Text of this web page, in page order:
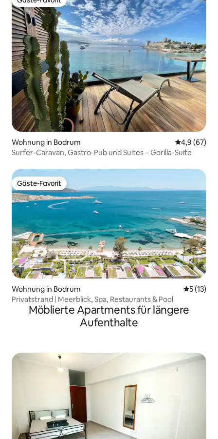
Gäste-Favorit
Wohnung in Bodrum
4,9 (67)
Surfer-Caravan, Gastro-Pub und Suites – Gorilla-Suite
Gäste-Favorit
Gäste-Favorit
Wohnung in Bodrum
5 (13)
Privatstrand | Meerblick, Spa, Restaurants & Pool
Möblierte Apartments für längere
Aufenthalte